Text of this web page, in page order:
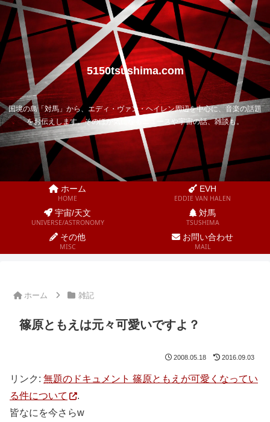
5150tsushima.com
国境の島「対馬」から、エディ・ヴァン・ヘイレン周辺を中心に、音楽の話題
をお伝えします。そのほか気になるニュースや宇宙の話、雑談も。
ホーム
HOME
EVH
EDDIE VAN HALEN
宇宙/天文
UNIVERSE/ASTRONOMY
対馬
TSUSHIMA
その他
MISC
お問い合わせ
MAIL
ホーム 雑記
篠原ともえは元々可愛いですよ？
2008.05.18 2016.09.03
リンク: 無題のドキュメント 篠原ともえが可愛くなってい
る件について
.
皆なにを今さらw